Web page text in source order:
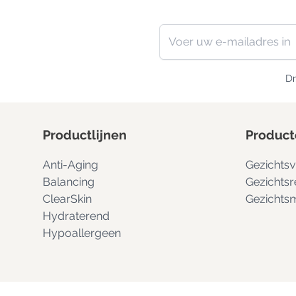
E-mailadres
Productlijnen
Anti-Aging
Balancing
ClearSkin
Hydraterend
Hypoallergeen